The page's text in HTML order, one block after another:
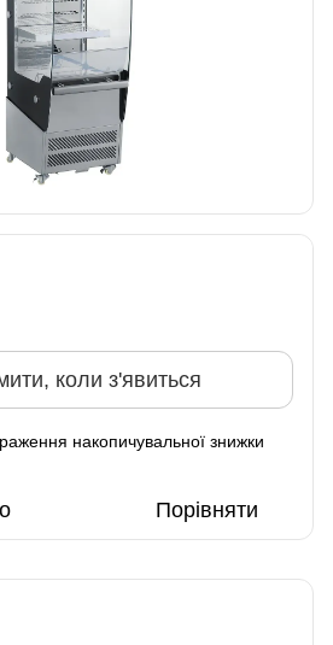
коли з'явиться
накопичувальної знижки
Порівняти